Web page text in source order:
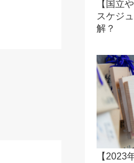
【国立
スケジ
解？
【2023